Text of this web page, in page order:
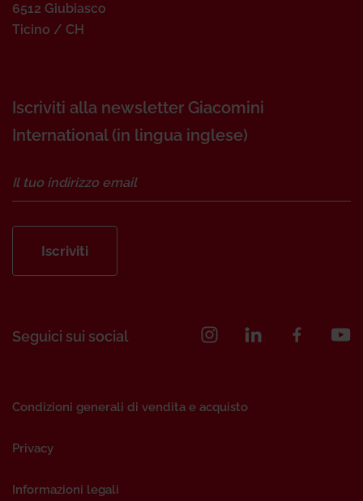
6512 Giubiasco
Ticino / CH
Iscriviti alla newsletter Giacomini
International (in lingua inglese)
Iscriviti
Seguici sui social
Condizioni generali di vendita e acquisto
Privacy
Informazioni legali